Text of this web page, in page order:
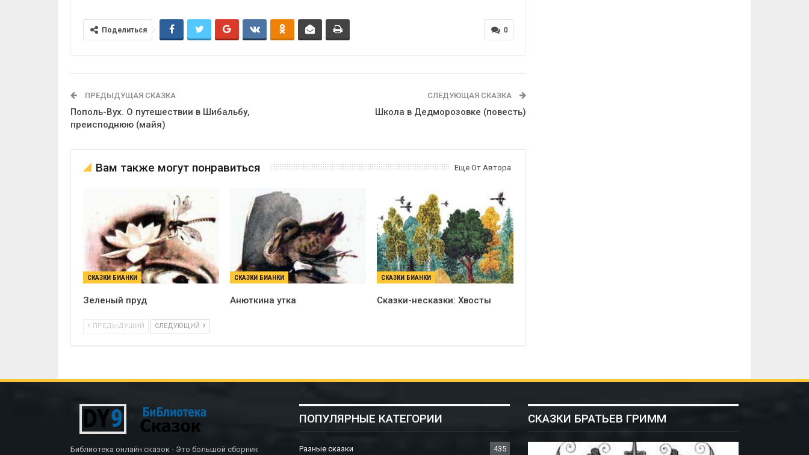
0
Поделиться
ПРЕДЫДУЩАЯ СКАЗКА
Пополь-Вух. О путешествии в Шибальбу,
преисподнюю (майя)
СЛЕДУЮЩАЯ СКАЗКА
Школа в Дедморозовке (повесть)
Вам также могут понравиться Еще От Автора
СКАЗКИ БИАНКИ
Зеленый пруд
СКАЗКИ БИАНКИ
Анюткина утка
СКАЗКИ БИАНКИ
Сказки-несказки: Хвосты
ПРЕДЫДУЩИЙ СЛЕДУЮЩИЙ
Библиотека онлайн сказок - Это большой сборник
ПОПУЛЯРНЫЕ КАТЕГОРИИ
Разные сказки 435
СКАЗКИ БРАТЬЕВ ГРИММ